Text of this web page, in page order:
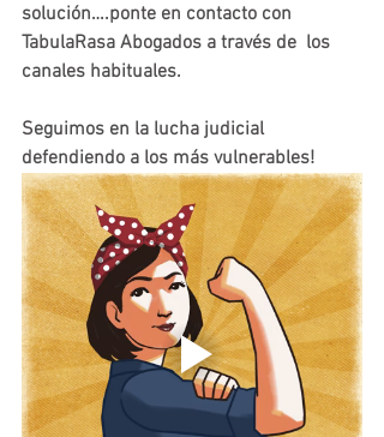
solución….ponte en contacto con
TabulaRasa Abogados a través de  los
canales habituales.
Seguimos en la lucha judicial
defendiendo a los más vulnerables!